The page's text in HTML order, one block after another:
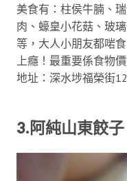
美食有：柱侯牛腩、
肉、蠔皇小花菇、玻
等，大人小朋友都啱
上癮！最重要係食物
地址：深水埗福榮街
3.阿純山東餃子